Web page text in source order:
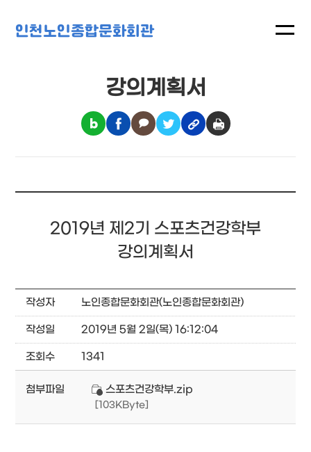
인천노인종합문화회관
강의계획서
2019년 제2기 스포츠건강학부
강의계획서
작성자 노인종합문화회관(노인종합문화회관)
작성일 2019년 5월 2일(목) 16:12:04
조회수 1341
첨부파일 스포츠건강학부.zip
[103KByte]